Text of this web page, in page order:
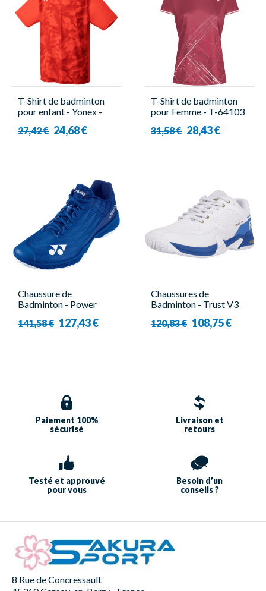
T-Shirt de badminton
pour enfant - Yonex -
27,42 € 24,68 €
T-Shirt de badminton
pour Femme - T-64103
31,58 € 28,43 €
Chaussure de
Badminton - Power
Blue - Homme - Yonex
141,58 € 127,43 €
Chaussures de
Badminton - Trust V3
120,83 € 108,75 €
Paiement 100%
sécurisé
Livraison et
retours
Testé et approuvé
pour vous
Besoin d’un
conseils ?
8 Rue de Concressault